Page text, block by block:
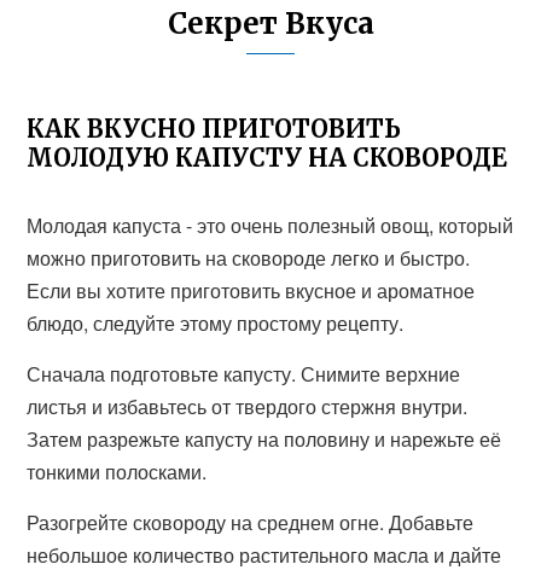
Секрет Вкуса
КАК ВКУСНО ПРИГОТОВИТЬ
МОЛОДУЮ КАПУСТУ НА СКОВОРОДЕ
Молодая капуста - это очень полезный овощ, который
можно приготовить на сковороде легко и быстро.
Если вы хотите приготовить вкусное и ароматное
блюдо, следуйте этому простому рецепту.
Сначала подготовьте капусту. Снимите верхние
листья и избавьтесь от твердого стержня внутри.
Затем разрежьте капусту на половину и нарежьте её
тонкими полосками.
Разогрейте сковороду на среднем огне. Добавьте
небольшое количество растительного масла и дайте